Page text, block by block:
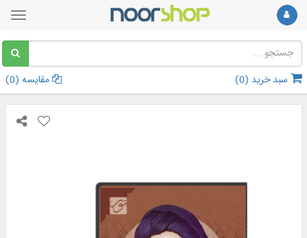
سبد خرید (0
) مقایسه (0
)